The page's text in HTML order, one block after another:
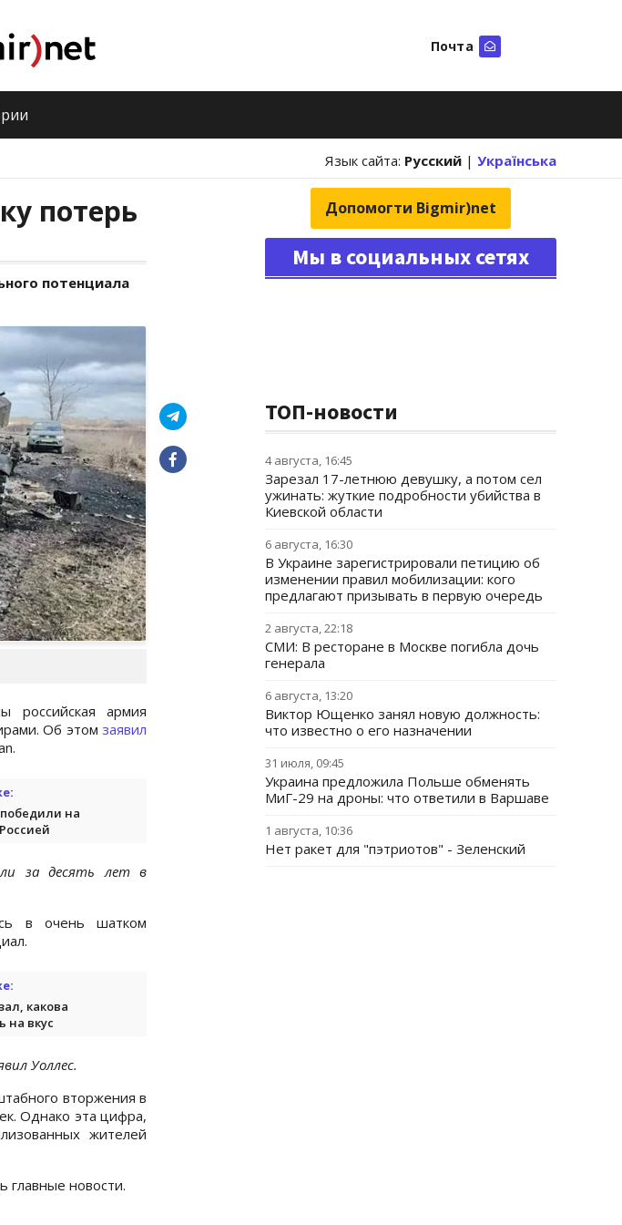
Почта
Язык сайта: Русский | Українська
потерь
потенциала
российская армия
Об этом заявил
на
за десять лет в
в очень шатком
какова
на вкус
Уоллес.
вторжения в
Однако эта цифра,
жителей
главные новости.
Допомогти Bigmir)net
Мы в социальных сетях
ТОП-новости
4 августа, 16:45
Зарезал 17-летнюю девушку, а потом сел
ужинать: жуткие подробности убийства в
Киевской области
6 августа, 16:30
В Украине зарегистрировали петицию об
изменении правил мобилизации: кого
предлагают призывать в первую очередь
2 августа, 22:18
СМИ: В ресторане в Москве погибла дочь
генерала
6 августа, 13:20
Виктор Ющенко занял новую должность:
что известно о его назначении
31 июля, 09:45
Украина предложила Польше обменять
МиГ-29 на дроны: что ответили в Варшаве
1 августа, 10:36
Нет ракет для "пэтриотов" - Зеленский